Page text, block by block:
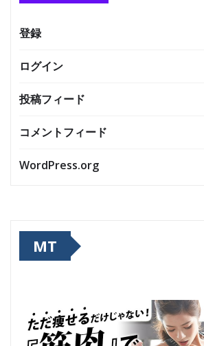
登録
ログイン
投稿フィード
コメントフィード
WordPress.org
MT